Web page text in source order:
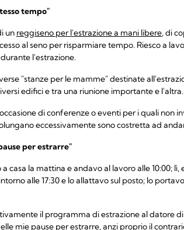
tempo"
un reggiseno per l'estrazione a mani libere, di
al seno per risparmiare tempo. Riesco a
l'estrazione.
"stanze per le mamme" destinate
edifici e tra una riunione importante e l'altra.
di conferenze o eventi per i quali non
eccessivamente sono costretta ad
per estrarre"
casa la mattina e andavo al lavoro alle 10:00;
alle 17:30 e lo allattavo sul posto; lo
il programma di estrazione al datore
mie pause per estrarre, anzi proprio il